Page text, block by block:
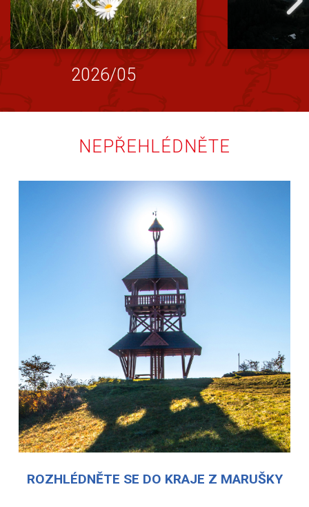
2026/05
NEPŘEHLÉDNĚTE
ROZHLÉDNĚTE SE DO KRAJE Z MARUŠKY